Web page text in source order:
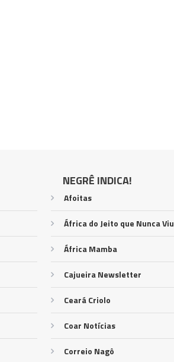
NEGRÊ INDICA!
Afoitas
África do Jeito que Nunca Viu
África Mamba
Cajueira Newsletter
Ceará Criolo
Coar Notícias
Correio Nagô